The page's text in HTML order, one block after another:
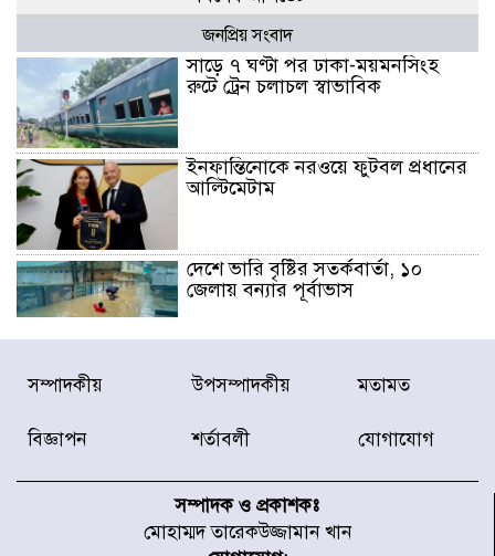
জনপ্রিয় সংবাদ
সাড়ে ৭ ঘণ্টা পর ঢাকা-ময়মনসিংহ
রুটে ট্রেন চলাচল স্বাভাবিক
ইনফান্তিনোকে নরওয়ে ফুটবল প্রধানের
আল্টিমেটাম
দেশে ভারি বৃষ্টির সতর্কবার্তা, ১০
জেলায় বন্যার পূর্বাভাস
৫৩ নং ওয়ার্ডের সড়কে নেমপ্লেট
স্থাপনের উদ্যোগ চান মিয়া ব্যাপারীর
শঙ্কা
সম্পাদকীয় উপসম্পাদকীয় মতামত
বিজ্ঞাপন শর্তাবলী যোগাযোগ
সম্পাদক ও প্রকাশকঃ
মোহাম্মদ তারেকউজ্জামান খান